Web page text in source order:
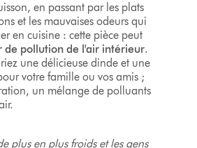
en passant par les plats
et les mauvaises odeurs qui
en cuisine : cette pièce peut
de pollution de l'air intérieur.
une délicieuse dinde et une
votre famille ou vos amis ;
un mélange de polluants
plus en plus froids et les gens